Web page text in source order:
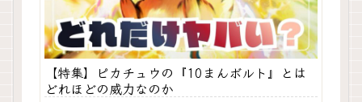
【特集】ピカチュウの『10まんボルト』とは
どれほどの威力なのか